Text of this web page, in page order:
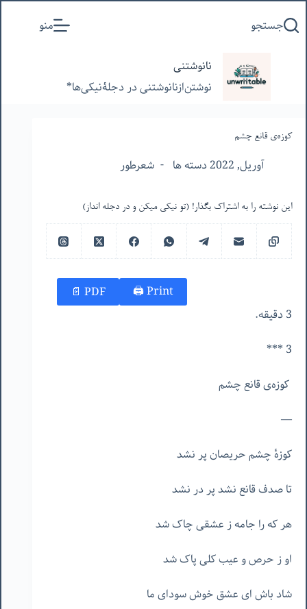
به
جستجو منو
نانوشتنی
نوشتن‌از‌نانوشتنی‌ در‌ دجلۀنیکی‌ها*
کوزه‌ی قانع چشم
آوریل, 2022 دسته ها شعرطور
این نوشته را به اشتراک بگذار! (تو نیکی میکن و در دجله انداز)
Print 🖨
PDF 📄
3 دقیقه.
3 ***
کوزه‌ی قانع چشم
—
کوزهٔ چشم حریصان پر نشد
تا صدف قانع نشد پر در نشد
هر که را جامه ز عشقی چاک شد
او ز حرص و عیب کلی پاک شد
شاد باش ای عشق خوش سودای ما